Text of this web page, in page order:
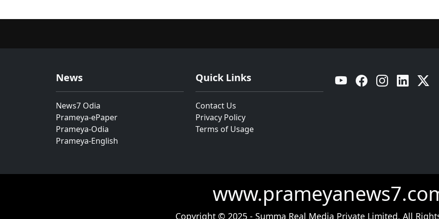
News
News7 Odia
Prameya-ePaper
Prameya-Odia
Prameya-English
Quick Links
Contact Us
Privacy Policy
Terms of Usage
YouTube Facebook Instagram
Copyright © 2025 - Summa Real Media Private Limited. All